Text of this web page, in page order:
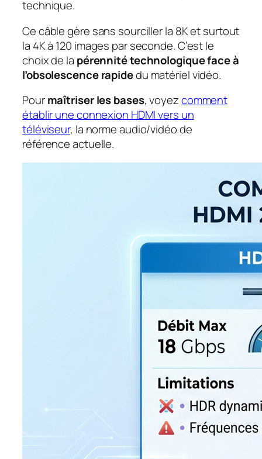
technique.
Ce câble gère sans sourciller la 8K et surtout
la 4K à 120 images par seconde. C’est le
choix de la pérennité technologique face à
l’obsolescence rapidedu matériel vidéo.
Pourmaîtriser les bases, voyezcomment
établir une connexion HDMI vers un
téléviseur, la norme audio/vidéo de
référence actuelle.